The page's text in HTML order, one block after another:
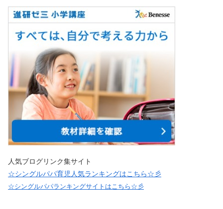
人気ブログリンク集サイト
☆シングルパパ育児人気ランキングはこちら☆彡
☆シングルパパランキングサイトはこちら☆彡